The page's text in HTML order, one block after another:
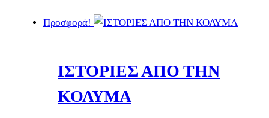
Προσφορά!
ΙΣΤΟΡΙΕΣ ΑΠΟ ΤΗΝ
ΚΟΛΥΜΑ